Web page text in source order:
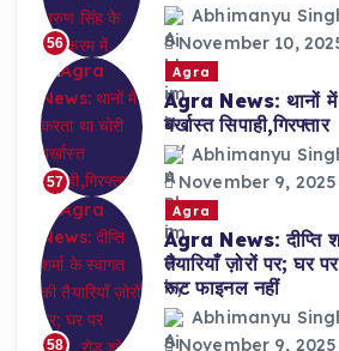
56
Abhimanyu
November 10,
57
Agra
Agra News: थानों में
बर्खास्त सिपाही,गिरफ्तार
Abhimanyu
November 9, 2025
58
Agra
Agra News: दीप्ति
तैयारियाँ ज़ोरों पर; घर
रूट फाइनल नहीं
Abhimanyu
November 9, 2025